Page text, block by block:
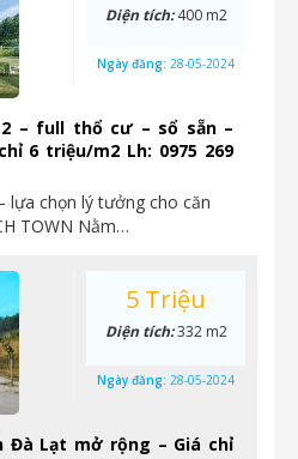
– full thổ cư – sổ sẵn –
6 triệu/m2 Lh: 0975 269
lựa chọn lý tưởng cho căn
TOWN Nằm…
Diện tích:400 m2
Ngày đăng: 28-05-2024
Đà Lạt mở rộng – Giá chỉ
5 Triệu
Diện tích:332 m2
Ngày đăng: 28-05-2024